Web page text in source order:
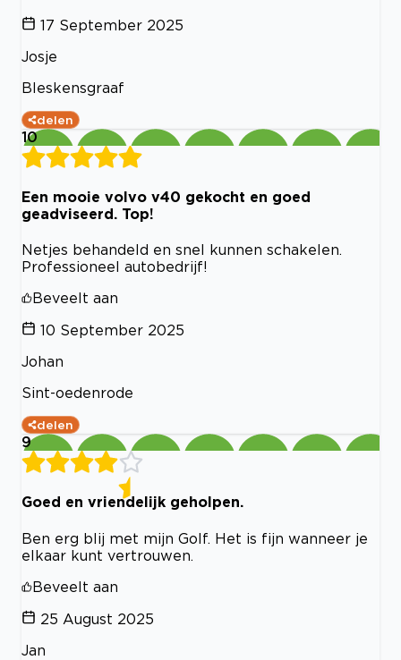
17 September 2025
Josje
Bleskensgraaf
delen
10
Een mooie volvo v40 gekocht en goed
geadviseerd. Top!
Netjes behandeld en snel kunnen schakelen.
Professioneel autobedrijf!
Beveelt aan
10 September 2025
Johan
Sint-oedenrode
delen
9
Goed en vriendelijk geholpen.
Ben erg blij met mijn Golf. Het is fijn wanneer je
elkaar kunt vertrouwen.
Beveelt aan
25 August 2025
Jan